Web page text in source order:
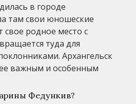
в городе
там свои юношеские
свое родное место с
туда для
Архангельск
важным и особенным
Федункив?